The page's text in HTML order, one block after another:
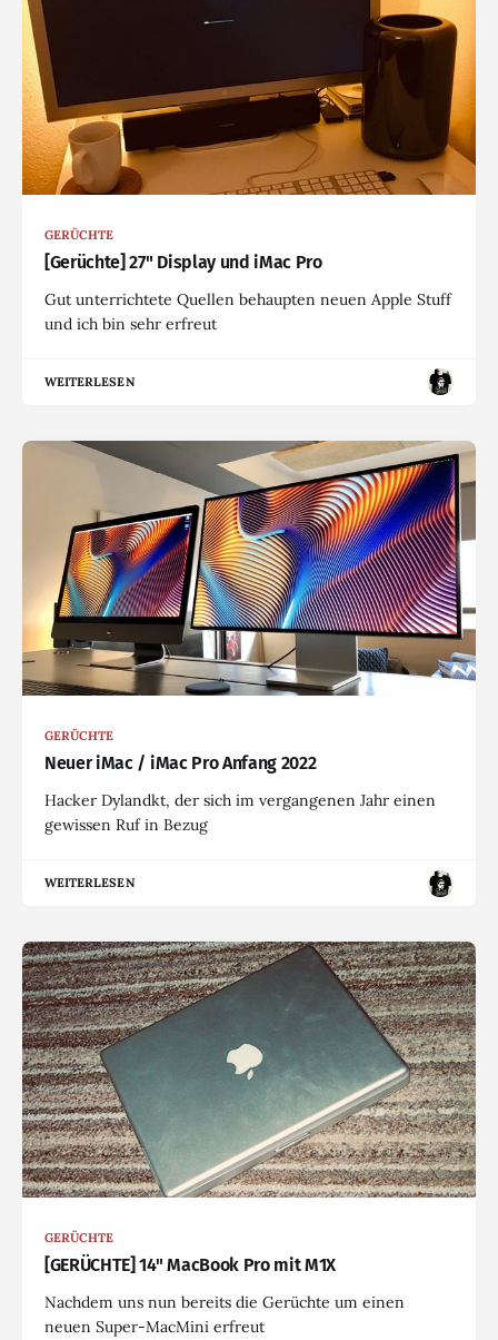
GERÜCHTE
[Gerüchte] 27" Display und iMac Pro
Gut unterrichtete Quellen behaupten neuen Apple Stuff
und ich bin sehr erfreut
WEITERLESEN
GERÜCHTE
Neuer iMac / iMac Pro Anfang 2022
Hacker Dylandkt, der sich im vergangenen Jahr einen
gewissen Ruf in Bezug
WEITERLESEN
GERÜCHTE
[GERÜCHTE] 14" MacBook Pro mit M1X
Nachdem uns nun bereits die Gerüchte um einen
neuen Super-MacMini erfreut